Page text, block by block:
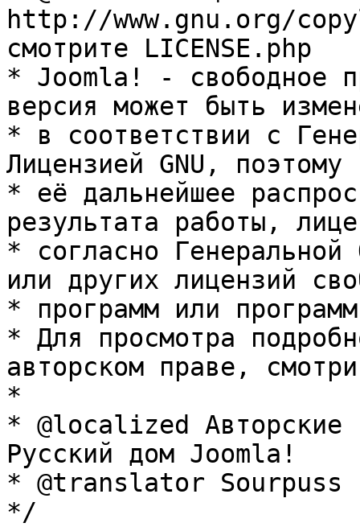
http://www.gnu.org/
смотрите LICENSE.php
* Joomla! - свободное
версия может быть
* в соответствии с
Лицензией GNU, поэтому
* её дальнейшее
результата работы,
* согласно Генеральной
или других лицензий
* программ или
* Для просмотра
авторском праве,
*
* @localized Авторские
Русский дом Joomla!
* @translator Sourpuss
*/